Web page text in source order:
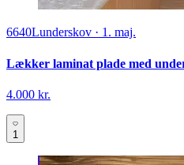
6640Lunderskov · 1. maj.
Lækker laminat plade med
4.000 kr.
1